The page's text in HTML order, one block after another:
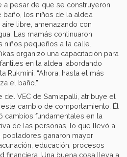
a pesar de que se construyeron
baño, los niños de la aldea
libre, amenazando con
Las mamás continuaron
pequeños a la calle.
organizó una capacitación para
en la aldea, abordando
Rukmini. “Ahora, hasta el más
el baño.”
del VEC de Samiapalli, atribuye el
cambio de comportamiento. Él
cambios fundamentales en la
de las personas, lo que llevó a
ganaron mayor
educación, procesos
financiera. Una buena cosa lleva a